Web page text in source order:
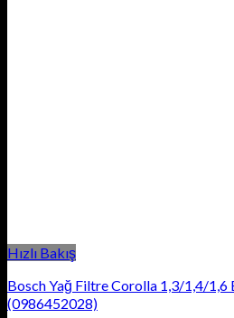
Hızlı Bakış
Bosch Yağ Filtre Corolla 1,3/1,4/
(0986452028)